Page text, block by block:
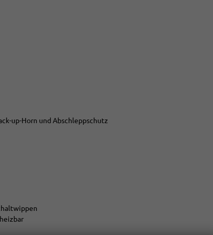
up-Horn und Abschleppschutz